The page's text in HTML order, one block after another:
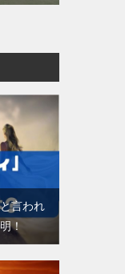
言われ
！